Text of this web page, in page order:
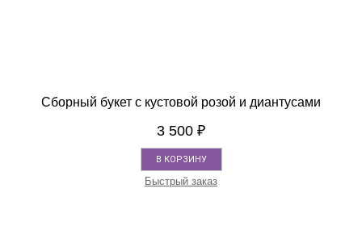
Сборный букет с кустовой розой и диантусами
3 500 ₽
В КОРЗИНУ
Быстрый заказ